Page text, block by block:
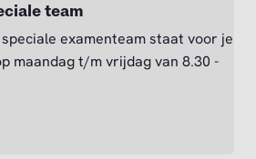
team
examenteam staat voor je
maandag t/m vrijdag van 8.30 -